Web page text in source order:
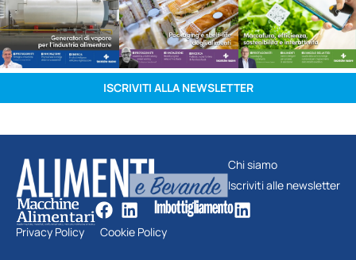
ISCRIVITI ALLA NEWSLETTER
Chi siamo
Iscriviti alle newsletter
Privacy Policy Cookie Policy